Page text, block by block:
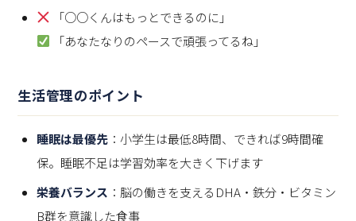
「○○くんはもっとできるのに」
「あなたなりのペースで頑張ってるね」
生活管理のポイント
睡眠は最優先 ：小学生は最低8時間、できれば9時間確
保。睡眠不足は学習効率を大きく下げます
栄養バランス ：脳の働きを支えるDHA・鉄分・ビタミン
B群を意識した食事